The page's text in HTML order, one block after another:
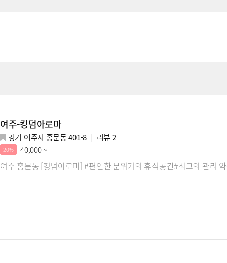
여주-킹덤아로마
경기 여주시 홍문동 401-8 리뷰 2
20% 40,000 ~
여주 홍문동 [킹덤아로마] #편안한 분위기의 휴식공간#최고의 관리